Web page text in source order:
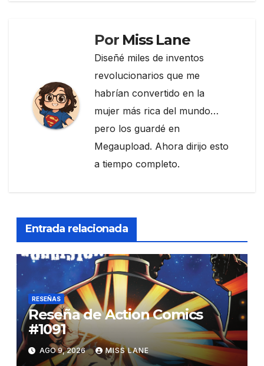
Por Miss Lane
Diseñé miles de inventos
revolucionarios que me
habrían convertido en la
mujer más rica del mundo…
pero los guardé en
Megaupload. Ahora dirijo esto
a tiempo completo.
Entrada relacionada
RESEÑAS
Reseña de Action Comics
#1091
AGO 9, 2026 MISS LANE